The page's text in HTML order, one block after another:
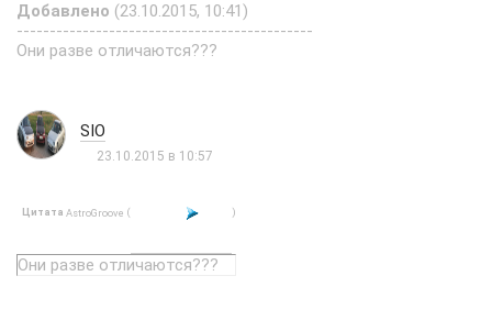
Добавлено (23.10.2015, 10:41)
---------------------------------------------
Они разве отличаются???
SIO
23.10.2015 в 10:57
Цитата AstroGroove ( )
Они разве отличаются???